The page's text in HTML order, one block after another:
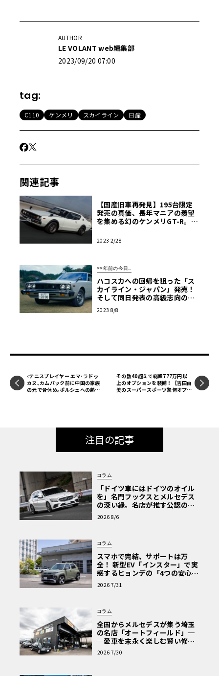
AUTHOR
LE VOLANT web編集部
2023/09/20 07:00
tag:
C110 ケンメリ スカイライン 日産
関連記事
【国産旧車再発見】195台限定
発売の真価、長年マニアの羨望
を集める幻のケンメリGT-R。19
000GT-R』
2023 2/28
××年前の今日…
ハコスカへの回帰を狙った「ス
カイライン・ジャパン」発売！
そして同日発表の高級志向の小
日、こんなことが…】
2023 8/8
テニスプレイヤー エマ･ラドゥ
カヌ､カムバック前に中国の家族
の元で骨休め｡ポルシェへの熱意
その数40超えで総額777万円以
上のオプションを装備！【吉田由
美のスーパースポーツ驚愕オプシ
注目の記事
コラム
「ドイツ車にはドイツのオイル
を」名門フックスとメルセデス
の深い縁。名店が推す公認の安
心と、Cクラスで味わうシルキー
な走り〈PR〉
2026 8/6
コラム
スマホで完結、サポートは万
全！ 新型EV「インスター」で実
感するヒョンデの「4つの安心」
【第1回・ヒョンデ6つの疑問：
Why? Hyundai?】〈PR〉
2026 7/31
コラム
全国からメルセデスが集う埼玉
の名店「オートフィールド」─
─愛車を末永く楽しむ賢い修理
術と、プロがフックス製オイル
を選ぶ理由〈PR〉
2026 7/30